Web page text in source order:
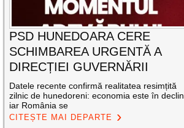
PSD HUNEDOARA CERE
SCHIMBAREA URGENTĂ A
DIRECȚIEI GUVERNĂRII
Datele recente confirmă realitatea resimțită
zilnic de hunedoreni: economia este în declin,
iar România se
CITEȘTE MAI DEPARTE